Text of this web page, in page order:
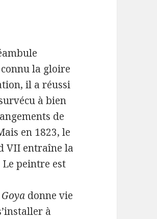
la gloire
il a réussi
à bien
de
en 1823, le
VII entraîne la
peintre est
donne vie
à